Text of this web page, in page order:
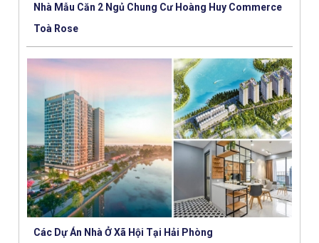
Nhà Mẫu Căn 2 Ngủ Chung Cư Hoàng Huy Commerce
Toà Rose
Các Dự Án Nhà Ở Xã Hội Tại Hải Phòng